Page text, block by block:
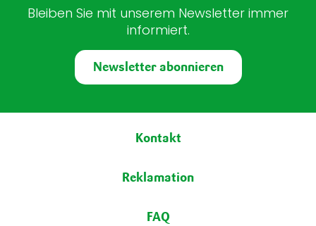
Bleiben Sie mit unserem Newsletter immer
informiert.
Newsletter abonnieren
FußbereichKontakt
Reklamation
FAQ